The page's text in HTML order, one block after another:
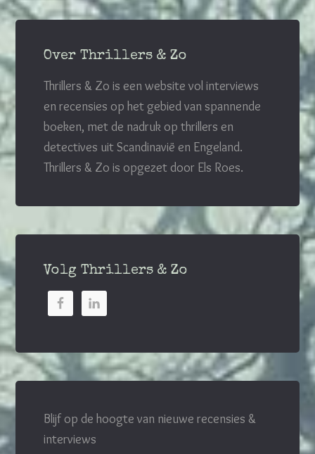
Over Thrillers & Zo
Thrillers & Zo is een website vol interviews
en recensies op het gebied van spannende
boeken, met de nadruk op thrillers en
detectives uit Scandinavië en Engeland.
Thrillers & Zo is opgezet door Els Roes.
Volg Thrillers & Zo
Blijf op de hoogte van nieuwe recensies &
interviews